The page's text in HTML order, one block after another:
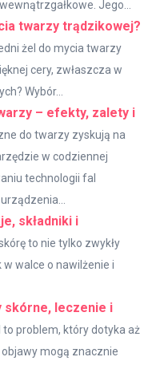
Jego...
twarzy trądzikowej?
żel do mycia twarzy
cery, zwłaszcza w
Wybór...
– efekty, zalety i
do twarzy zyskują na
w codziennej
technologii fal
składniki i
to nie tylko zwykły
walce o nawilżenie i
skórne, leczenie i
to problem, który dotyka aż
mogą znacznie